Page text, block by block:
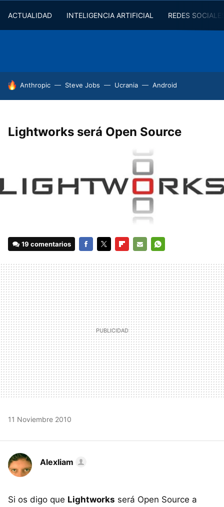
ACTUALIDAD INTELIGENCIA ARTIFICIAL REDES
HOY SE HABLA DE
Anthropic Steve Jobs Ucrania Android
Lightworks será Open Source
19 comentarios
MAIL
11 Noviembre 2010
Alexliam
Si os digo que Lightworks será Open Source a